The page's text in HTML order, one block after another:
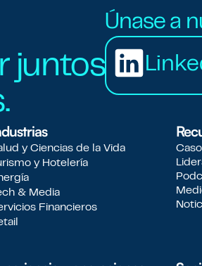
juntos
Únase a
y Ciencias de la Vida
y Hotelería
& Media
Financieros